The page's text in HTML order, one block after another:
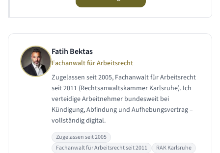
Fatih Bektas
Fachanwalt für Arbeitsrecht
Zugelassen seit 2005, Fachanwalt für Arbeitsrecht
seit 2011 (Rechtsanwaltskammer Karlsruhe). Ich
verteidige Arbeitnehmer bundesweit bei
Kündigung, Abfindung und Aufhebungsvertrag –
vollständig digital.
Zugelassen seit 2005
Fachanwalt für Arbeitsrecht seit 2011
RAK Karlsruhe